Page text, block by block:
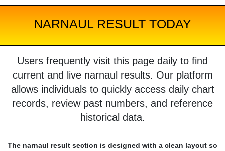
NARNAUL RESULT TODAY
Users frequently visit this page daily to find
current and live narnaul results. Our platform
allows individuals to quickly access daily chart
records, review past numbers, and reference
historical data.
The narnaul result section is designed with a clean layout so